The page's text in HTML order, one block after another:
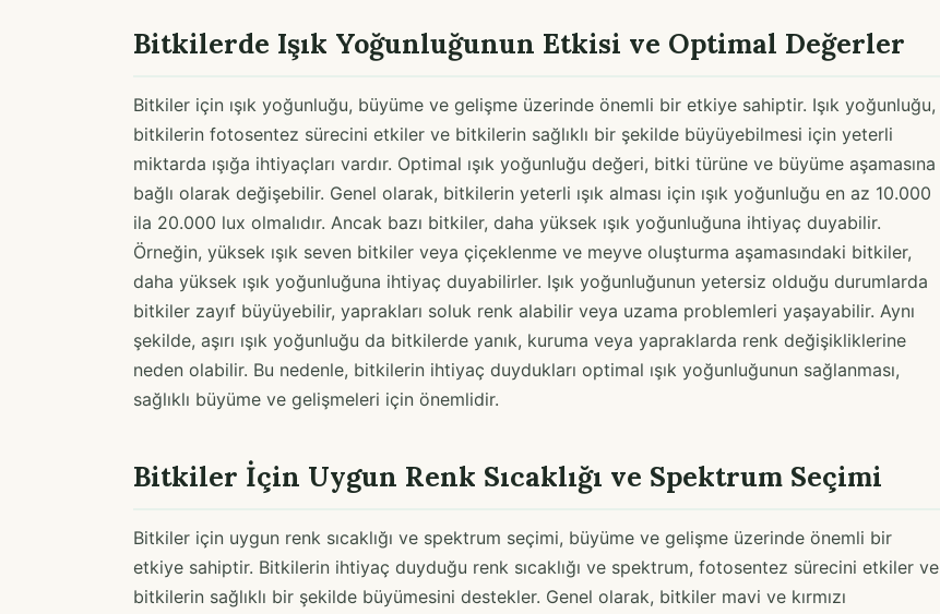
Bitkilerde Işık Yoğunluğunun Etkisi ve Optimal Değerler
Bitkiler için ışık yoğunluğu, büyüme ve gelişme üzerinde önemli bir etkiye sahiptir. Işık yoğunluğu,
bitkilerin fotosentez sürecini etkiler ve bitkilerin sağlıklı bir şekilde büyüyebilmesi için yeterli
miktarda ışığa ihtiyaçları vardır. Optimal ışık yoğunluğu değeri, bitki türüne ve büyüme aşamasına
bağlı olarak değişebilir. Genel olarak, bitkilerin yeterli ışık alması için ışık yoğunluğu en az 10.000
ila 20.000 lux olmalıdır. Ancak bazı bitkiler, daha yüksek ışık yoğunluğuna ihtiyaç duyabilir.
Örneğin, yüksek ışık seven bitkiler veya çiçeklenme ve meyve oluşturma aşamasındaki bitkiler,
daha yüksek ışık yoğunluğuna ihtiyaç duyabilirler. Işık yoğunluğunun yetersiz olduğu durumlarda
bitkiler zayıf büyüyebilir, yaprakları soluk renk alabilir veya uzama problemleri yaşayabilir. Aynı
şekilde, aşırı ışık yoğunluğu da bitkilerde yanık, kuruma veya yapraklarda renk değişikliklerine
neden olabilir. Bu nedenle, bitkilerin ihtiyaç duydukları optimal ışık yoğunluğunun sağlanması,
sağlıklı büyüme ve gelişmeleri için önemlidir.
Bitkiler İçin Uygun Renk Sıcaklığı ve Spektrum Seçimi
Bitkiler için uygun renk sıcaklığı ve spektrum seçimi, büyüme ve gelişme üzerinde önemli bir
etkiye sahiptir. Bitkilerin ihtiyaç duyduğu renk sıcaklığı ve spektrum, fotosentez sürecini etkiler ve
bitkilerin sağlıklı bir şekilde büyümesini destekler. Genel olarak, bitkiler mavi ve kırmızı